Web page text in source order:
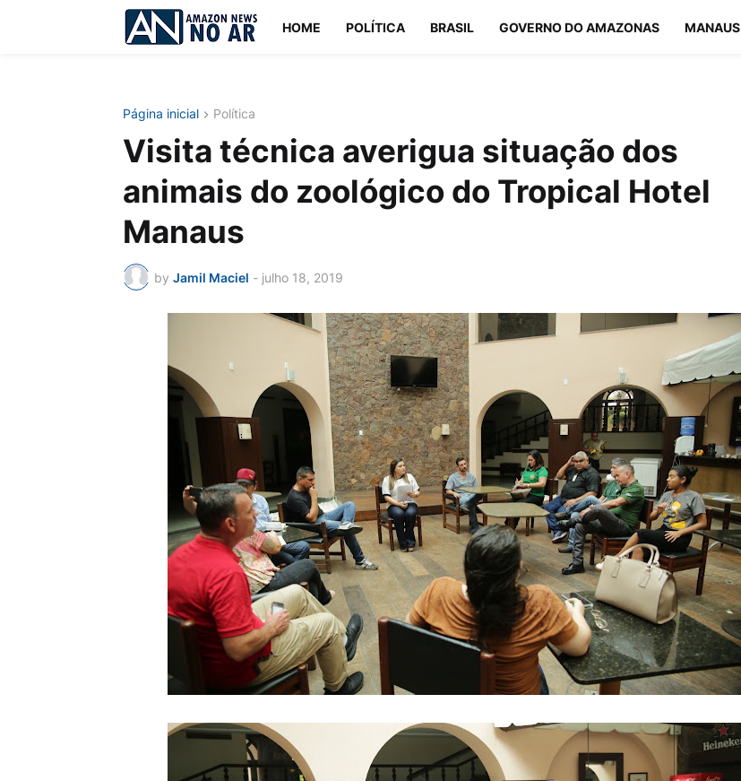
HOME POLÍTICA BRASIL GOVERNO DO AMAZONAS MANAUS
Página inicial Política
Visita técnica averigua situação dos
animais do zoológico do Tropical Hotel
Manaus
by Jamil Maciel - julho 18, 2019